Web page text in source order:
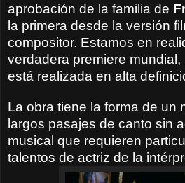
aprobación de la familia de
la primera desde la versión
compositor. Estamos en
verdadera premiere
está realizada en alta
La obra tiene la forma de un
largos pasajes de canto sin
musical que requieren
talentos de actriz de la